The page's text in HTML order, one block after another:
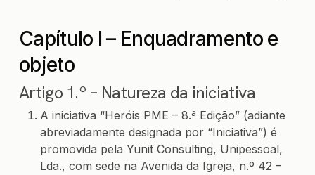
Capítulo I – Enquadramento e
objeto
Artigo 1.º – Natureza da iniciativa
A iniciativa “Heróis PME – 8.ª Edição” (adiante
abreviadamente designada por “Iniciativa”) é
promovida pela Yunit Consulting, Unipessoal,
Lda., com sede na Avenida da Igreja, n.º 42 –